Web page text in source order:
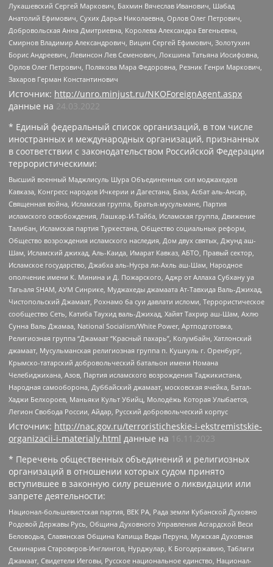
Лукашевский Сергей Маркович, Бахмин Вячеслав Иванович, Шабад
Анатолий Ефимович, Сухих Дарья Николаевна, Орлов Олег Петрович,
Добровольская Анна Дмитриевна, Королева Александра Евгеньевна,
Смирнов Владимир Александрович, Вицин Сергей Ефимович, Золотухин
Борис Андреевич, Левинсон Лев Семенович, Локшина Татьяна Иосифовна,
Орлов Олег Петрович, Полякова Мара Федоровна, Резник Генри Маркович,
Захаров Герман Константинович
Источник: http://unro.minjust.ru/NKOForeignAgent.aspx
данные на 24.03.2022
* Единый федеральный список организаций, в том числе
иностранных и международных организаций, признанных
в соответствии с законодательством Российской Федерации
террористическими:
Высший военный Маджлисуль Шура Объединенных сил моджахедов
Кавказа, Конгресс народов Ичкерии и Дагестана, База, Асбат аль-Ансар,
Священная война, Исламская группа, Братья-мусульмане, Партия
исламского освобождения, Лашкар-И-Тайба, Исламская группа, Движение
Талибан, Исламская партия Туркестана, Общество социальных реформ,
Общество возрождения исламского наследия, Дом двух святых, Джунд аш-
Шам, Исламский джихад, Аль-Каида, Имарат Кавказ, АБТО, Правый сектор,
Исламское государство, Джабха аль-Нусра ли-Ахль аш-Шам, Народное
ополчение имени К. Минина и Д. Пожарского, Аджр от Аллаха Субхану уа
Тагьаля SHAM, АУМ Синрике, Муджахеды джамаата Ат-Тавхида Валь-Джихад,
Чистопольский Джамаат, Рохнамо ба суи давлати исломи, Террористическое
сообщество Сеть, Катиба Таухид валь-Джихад, Хайят Тахрир аш-Шам, Ахлю
Сунна Валь Джамаа, National Socialism/White Power, Артподготовка,
Религиозная группа “Джамаат “Красный пахарь”, Колумбайн, Хатлонский
джамаат, Мусульманская религиозная группа п. Кушкуль г. Оренбург,
Крымско-татарский добровольческий батальон имени Номана
Челебиджихана, Азов, Партия исламского возрождения Таджикистана,
Народная самооборона, Дуббайский джамаат, московская ячейка, Батал-
Хаджи Белхороев, Маньяки Культ Убийц, Молодёжь Которая Улыбается,
Легион Свобода России, Айдар, Русский добровольческий корпус
Источник: http://nac.gov.ru/terroristicheskie-i-ekstremistskie-
organizacii-i-materialy.html данные на
16.11.2023
* Перечень общественных объединений и религиозных
организаций в отношении которых судом принято
вступившее в законную силу решение о ликвидации или
запрете деятельности:
Национал-большевистская партия, ВЕК РА, Рада земли Кубанской Духовно
Родовой Державы Русь, Община Духовного Управления Асгардской Веси
Беловодья, Славянская Община Капища Веды Перуна, Мужская Духовная
Семинария Староверов-Инглингов, Нурджулар, К Богодержавию, Таблиги
Джамаат, Свидетели Иеговы, Русское национальное единство, Национал-